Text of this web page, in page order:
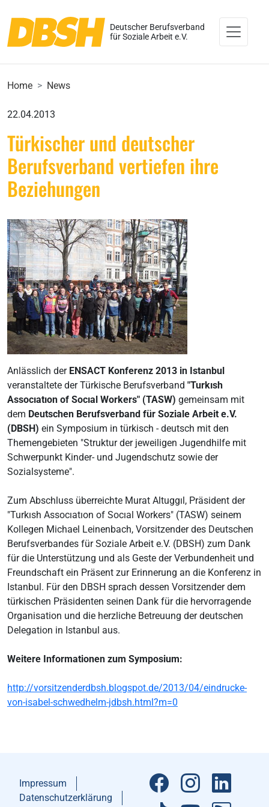
Deutscher Berufsverband
für Soziale Arbeit e.V.
Home News
22.04.2013
Türkischer und deutscher
Berufsverband vertiefen ihre
Beziehungen
Anlässlich der ENSACT Konferenz 2013 in Istanbul
veranstaltete der Türkische Berufsverband "Turkısh
Assocıatıon of Socıal Workers" (TASW) gemeinsam mit
dem Deutschen Berufsverband für Soziale Arbeit e.V.
(DBSH) ein Symposium in türkisch - deutsch mit den
Themengebieten "Struktur der jeweiligen Jugendhilfe mit
Schwerpunkt Kinder- und Jugendschutz sowie der
Sozialsysteme".
Zum Abschluss überreichte Murat Altuggıl, Präsident der
"Turkısh Assocıatıon of Socıal Workers" (TASW) seinem
Kollegen Michael Leinenbach, Vorsitzender des Deutschen
Berufsverbandes für Soziale Arbeit e.V. (DBSH) zum Dank
für die Unterstützung und als Geste der Verbundenheit und
Freundschaft ein Präsent zur Erinnerung an die Konferenz in
Istanbul. Für den DBSH sprach dessen Vorsitzender dem
türkischen Präsidenten seinen Dank für die hervorragende
Organisation und die herzliche Betreuung der deutschen
Delegation in Istanbul aus.
Weitere Informationen zum Symposium:
http://vorsitzenderdbsh.blogspot.de/2013/04/eindrucke-
von-isabel-schwedhelm-jdbsh.html?m=0
Impressum
Datenschutzerklärung